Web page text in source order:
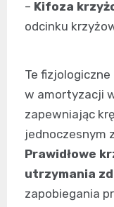
– Kifoza
odcinku
Te fizjologiczne
w amortyzacji
zapewniając
jednoczesnym
Prawidłowe
utrzymania
zapobiegania